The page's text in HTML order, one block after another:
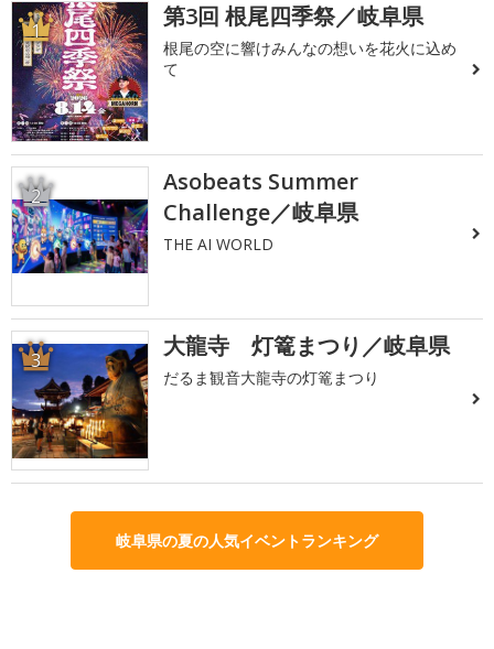
1 第3回 根尾四季祭／岐阜県
根尾の空に響けみんなの想いを花火に込め
て
2
Asobeats Summer
Challenge／岐阜県
THE AI WORLD
3 大龍寺 灯篭まつり／岐阜県
だるま観音大龍寺の灯篭まつり
岐阜県の夏の人気イベントランキング